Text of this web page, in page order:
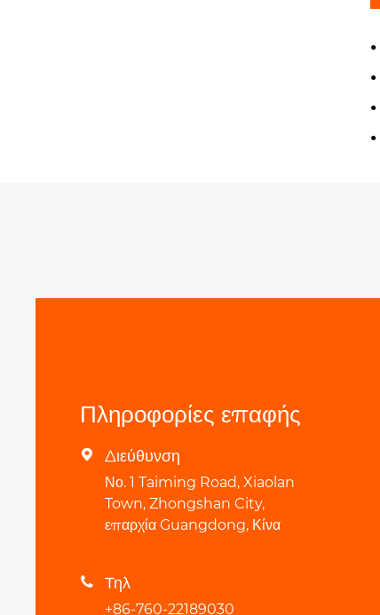
Πληροφορίες επαφής
 Διεύθυνση
Νο. 1 Taiming Road, Xiaolan
Town, Zhongshan City,
επαρχία Guangdong, Κίνα
 Τηλ
+86-760-22189030